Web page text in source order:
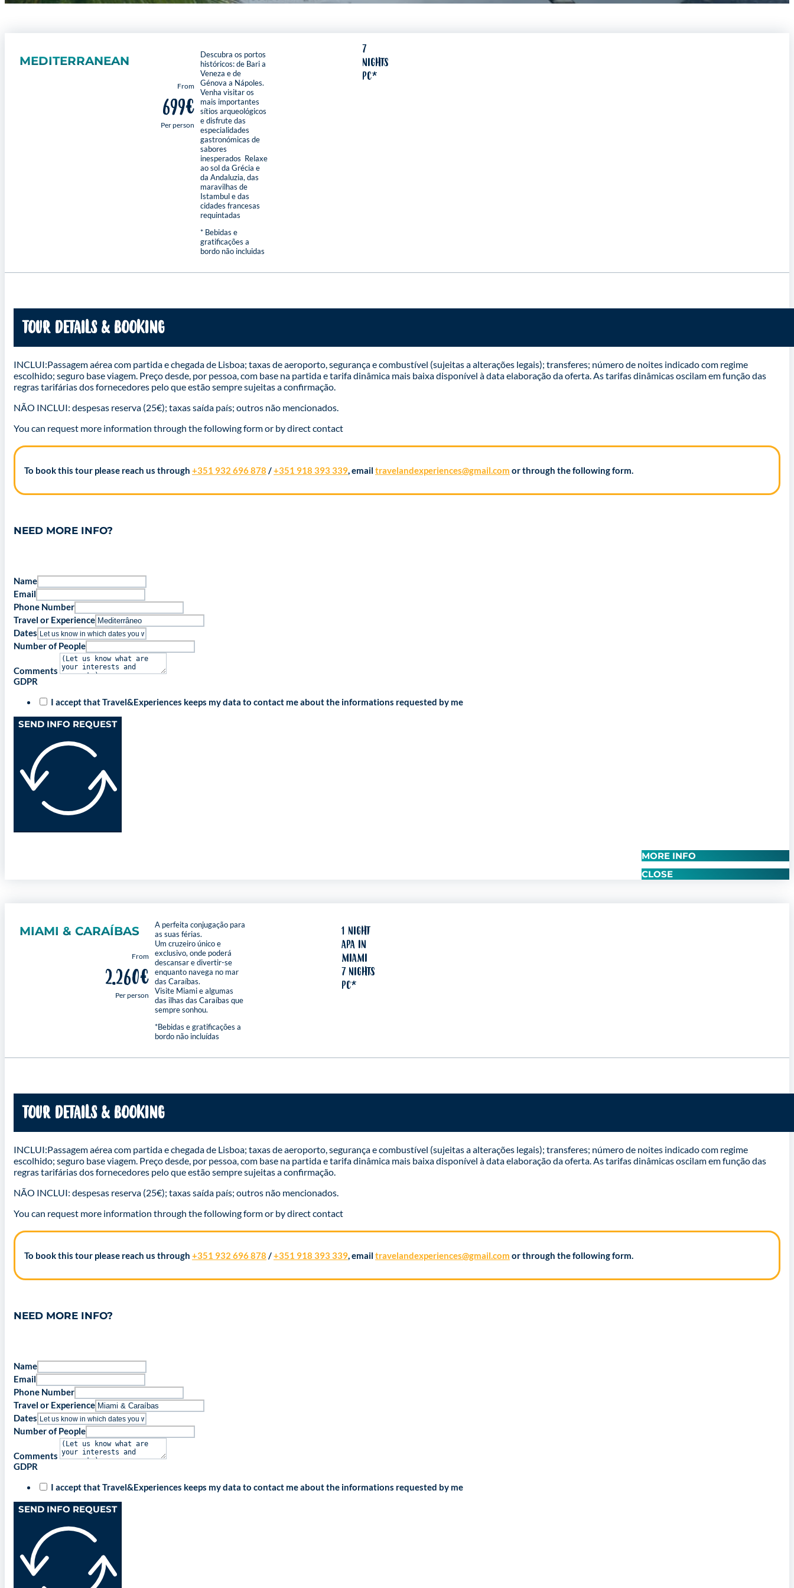
MEDITERRANEAN
From
699€
Per person
Descubra os portos
históricos: de Bari a
Veneza e de
Génova a Nápoles.
Venha visitar os
mais importantes
sítios arqueológicos
e disfrute das
especialidades
gastronómicas de
sabores
inesperados Relaxe
ao sol da Grécia e
da Andaluzia, das
maravilhas de
Istambul e das
cidades francesas
requintadas
* Bebidas e
gratificações a
bordo não incluidas
7
NIGHTS
PC*
MORE INFO
CLOSE
TOUR DETAILS & BOOKING
INCLUI:Passagem aérea com partida e chegada de Lisboa; taxas de aeroporto, segurança e combustível (sujeitas a alterações legais); transferes; número de noites indicado com regime
escolhido; seguro base viagem. Preço desde, por pessoa, com base na partida e tarifa dinâmica mais baixa disponível à data elaboração da oferta. As tarifas dinâmicas oscilam em função das
regras tarifárias dos fornecedores pelo que estão sempre sujeitas a confirmação.
NÃO INCLUI: despesas reserva (25€); taxas saída país; outros não mencionados.
You can request more information through the following formor by direct contact
To book this tour please reach us through +351 932 696 878 /+351 918 393 339, email travelandexperiences@gmail.com or through the following form.
NEED MORE INFO?
Name
Email
Phone Number
Travel or Experience
Dates
Number of People
Comments
GDPR
I accept that Travel&Experiences keeps my data to contact me about the informations requested by me
SEND INFO REQUEST
MIAMI & CARAÍBAS
From
2.260€
Per person
A perfeita conjugação para
as suas férias.
Um cruzeiro único e
exclusivo, onde poderá
descansar e divertir-se
enquanto navega no mar
das Caraíbas.
Visite Miami e algumas
das ilhas das Caraíbas que
sempre sonhou.
*Bebidas e gratificações a
bordo não incluídas
1 NIGHT
APA IN
MIAMI
7 NIGHTS
PC*
TOUR DETAILS & BOOKING
INCLUI:Passagem aérea com partida e chegada de Lisboa; taxas de aeroporto, segurança e combustível (sujeitas a alterações legais); transferes; número de noites indicado com regime
escolhido; seguro base viagem. Preço desde, por pessoa, com base na partida e tarifa dinâmica mais baixa disponível à data elaboração da oferta. As tarifas dinâmicas oscilam em função das
regras tarifárias dos fornecedores pelo que estão sempre sujeitas a confirmação.
NÃO INCLUI: despesas reserva (25€); taxas saída país; outros não mencionados.
You can request more information through the following formor by direct contact
To book this tour please reach us through +351 932 696 878 /+351 918 393 339, email travelandexperiences@gmail.com or through the following form.
NEED MORE INFO?
Name
Email
Phone Number
Travel or Experience
Dates
Number of People
Comments
GDPR
I accept that Travel&Experiences keeps my data to contact me about the informations requested by me
SEND INFO REQUEST